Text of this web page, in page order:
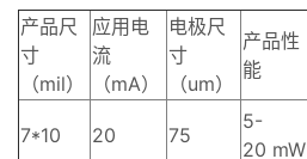
产品尺
寸
（mil）
应用电
流
（mA）
电极尺
寸
（um）
产品性
能
7*10 20 75
5-
20 mW